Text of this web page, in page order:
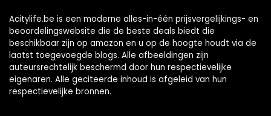
Acitylife.be is een moderne alles-in-één prijsvergelijkings- en
beoordelingswebsite die de beste deals biedt die
beschikbaar zijn op amazon en u op de hoogte houdt via de
laatst toegevoegde blogs. Alle afbeeldingen zijn
auteursrechtelijk beschermd door hun respectievelijke
eigenaren. Alle geciteerde inhoud is afgeleid van hun
respectievelijke bronnen.